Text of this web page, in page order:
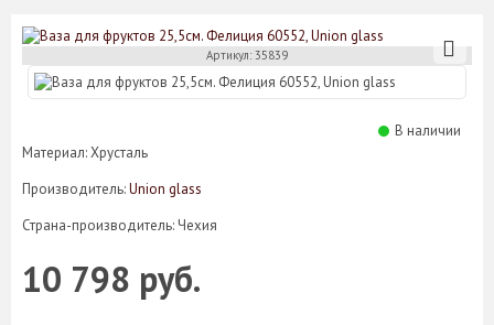
Артикул: 35839
В наличии
Материал: Хрусталь
Производитель:Union glass
Страна-производитель: Чехия
10 798 руб.